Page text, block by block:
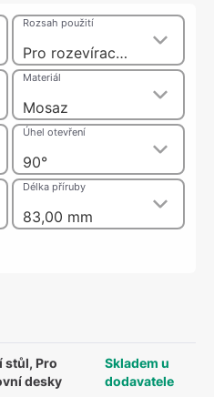
Pro rozevírací klopnu pracovní desky
Rozsah použití
Mosaz
Materiál
90°
Úhel otevření
83,00 mm
Délka příruby
stůl, Pro
desky
Skladem u
dodavatele